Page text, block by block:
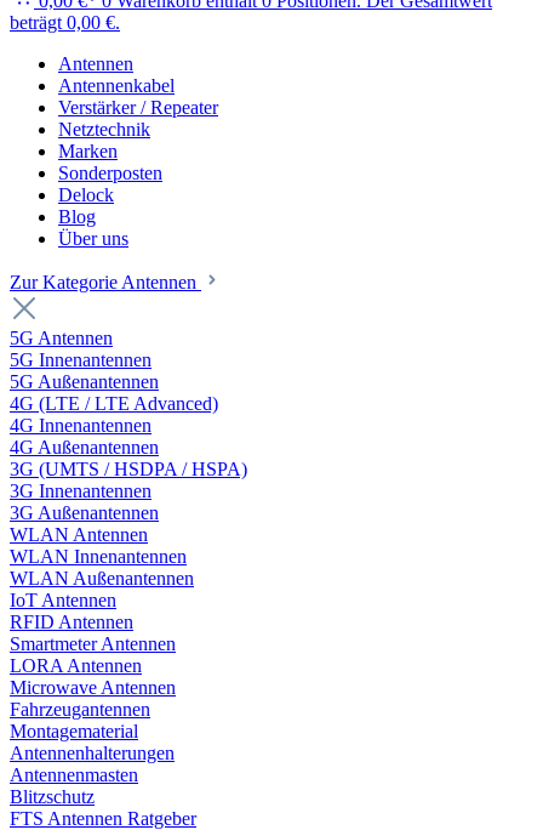
beträgt 0,00 €.
Antennen
Antennenkabel
Verstärker / Repeater
Netztechnik
Marken
Sonderposten
Delock
Blog
Über uns
Zur Kategorie Antennen
5G Antennen
5G Innenantennen
5G Außenantennen
4G (LTE / LTE Advanced)
4G Innenantennen
4G Außenantennen
3G (UMTS / HSDPA / HSPA)
3G Innenantennen
3G Außenantennen
WLAN Antennen
WLAN Innenantennen
WLAN Außenantennen
IoT Antennen
RFID Antennen
Smartmeter Antennen
LORA Antennen
Microwave Antennen
Fahrzeugantennen
Montagematerial
Antennenhalterungen
Antennenmasten
Blitzschutz
FTS Antennen Ratgeber